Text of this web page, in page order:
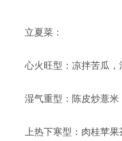
立夏菜：
心火旺型：凉拌苦瓜，
湿气重型：陈皮炒薏米
上热下寒型：肉桂苹